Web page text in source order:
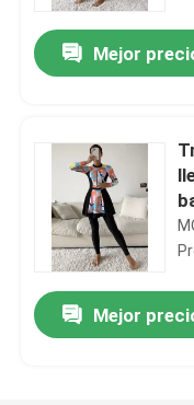
Inicio
Productos
Videos
Mejor
Mejor